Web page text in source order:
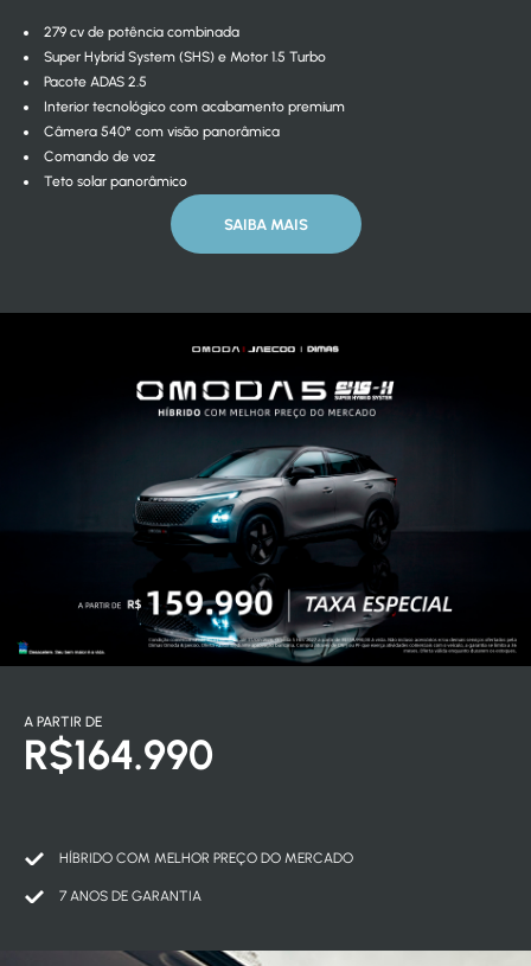
279 cv de potência combinada
Super Hybrid System (SHS) e Motor 1.5 Turbo
Pacote ADAS 2.5
Interior tecnológico com acabamento premium
Câmera 540° com visão panorâmica
Comando de voz
Teto solar panorâmico
SAIBA MAIS
A PARTIR DE
R$164.990
HÍBRIDO COM MELHOR PREÇO DO MERCADO
7 ANOS DE GARANTIA